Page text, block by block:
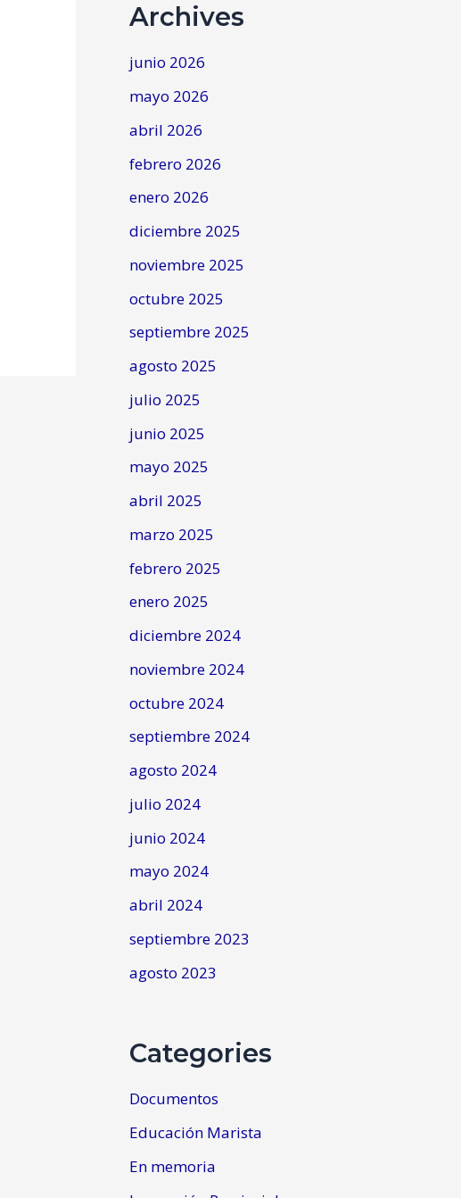
Archives
junio 2026
mayo 2026
abril 2026
febrero 2026
enero 2026
diciembre 2025
noviembre 2025
octubre 2025
septiembre 2025
agosto 2025
julio 2025
junio 2025
mayo 2025
abril 2025
marzo 2025
febrero 2025
enero 2025
diciembre 2024
noviembre 2024
octubre 2024
septiembre 2024
agosto 2024
julio 2024
junio 2024
mayo 2024
abril 2024
septiembre 2023
agosto 2023
Categories
Documentos
Educación Marista
En memoria